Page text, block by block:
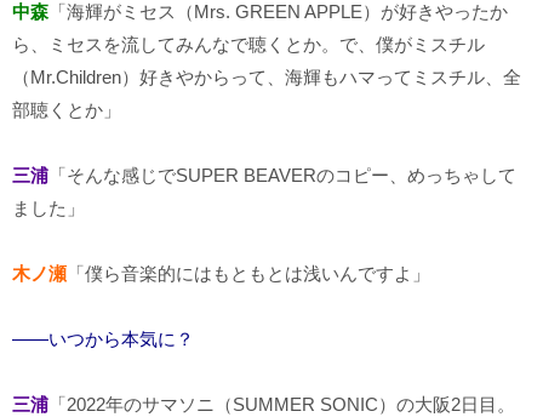
中森 「海輝がミセス（Mrs. GREEN APPLE）が好きやったか
ら、ミセスを流してみんなで聴くとか。で、僕がミスチル
（Mr.Children）好きやからって、海輝もハマってミスチル、全
部聴くとか」
三浦 「そんな感じでSUPER BEAVERのコピー、めっちゃして
ました」
木ノ瀬 「僕ら音楽的にはもともとは浅いんですよ」
――いつから本気に？
三浦 「2022年のサマソニ（SUMMER SONIC）の大阪2日目。